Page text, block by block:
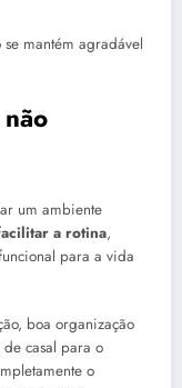
mantém agradável
um ambiente
a rotina,
para a vida
boa organização
casal para o
o